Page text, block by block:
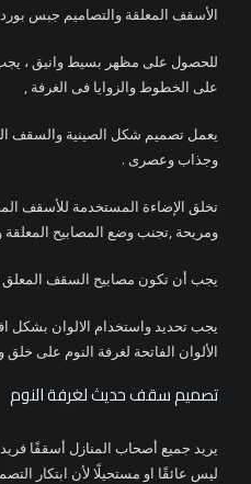
الأسقف المعلقة والتصاميم جبس بورد
للحصول على مظهر بسيط وانيق ،
على الخطوط والزوايا فى الغرفة ,
يعمل تصميم شكل الصينية والسقف
وجذاب وعصرى .
تخلق الإضاءة المستخدمة للأسقف
ومريحة ,تجنب وضع المصابيح المعلقة
يجب أن تكون مصابيح السقف المعلق
يجب تحديد واستخدام الالوان
الألوان الفاتحة لغرفة النوم على
تصميم سقف حديث لغرفة النوم
يريد جميع أصحاب المنازل أسقفًا
ليس عائقًا او مستحيلًا لأن ابتكار